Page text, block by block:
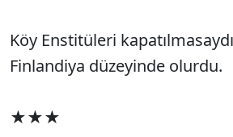
Köy Enstitüleri
Finlandiya düzeyinde olurdu.
★★★